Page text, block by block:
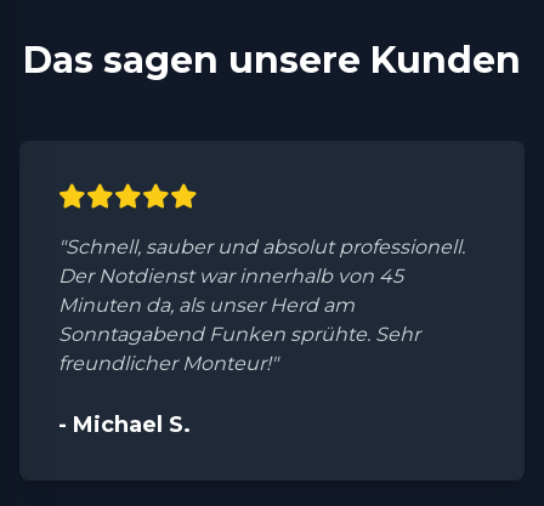
Das sagen unsere Kunden
"Schnell, sauber und absolut professionell.
Der Notdienst war innerhalb von 45
Minuten da, als unser Herd am
Sonntagabend Funken sprühte. Sehr
freundlicher Monteur!"
- Michael S.